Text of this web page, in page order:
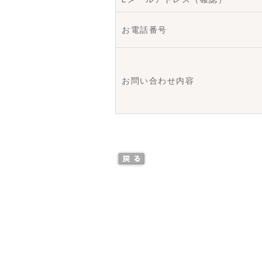
お電話番号
お問い合わせ内容